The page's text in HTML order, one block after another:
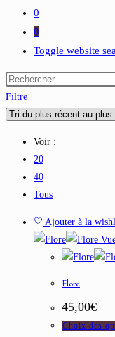
0
0
Toggle website
Filtre
Voir :
20
40
Tous
Ajouter à la
Flore
45,00€
Choix des